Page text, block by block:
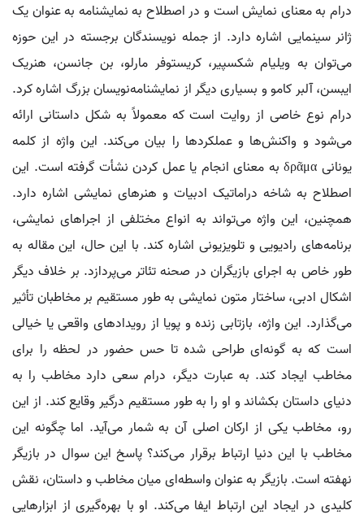
درام به معنای نمایش است و در اصطلاح به نمایشنامه به عنوان یک
ژانر سینمایی اشاره دارد. از جمله نویسندگان برجسته در این حوزه
می‌توان به ویلیام شکسپیر، کریستوفر مارلو، بن جانسن، هنریک
ایبسن، آلبر کامو و بسیاری دیگر از نمایشنامه‌نویسان بزرگ اشاره کرد.
درام نوع خاصی از روایت است که معمولاً به شکل داستانی ارائه
می‌شود و واکنش‌ها و عملکردها را بیان می‌کند. این واژه از کلمه
یونانی δρᾶμα به معنای انجام یا عمل کردن نشأت گرفته است. این
اصطلاح به شاخه دراماتیک ادبیات و هنرهای نمایشی اشاره دارد.
همچنین، این واژه می‌تواند به انواع مختلفی از اجراهای نمایشی،
برنامه‌های رادیویی و تلویزیونی اشاره کند. با این حال، این مقاله به
طور خاص به اجرای بازیگران در صحنه تئاتر می‌پردازد. بر خلاف دیگر
اشکال ادبی، ساختار متون نمایشی به طور مستقیم بر مخاطبان تأثیر
می‌گذارد. این واژه، بازتابی زنده و پویا از رویدادهای واقعی یا خیالی
است که به گونه‌ای طراحی شده تا حس حضور در لحظه را برای
مخاطب ایجاد کند. به عبارت دیگر، درام سعی دارد مخاطب را به
دنیای داستان بکشاند و او را به طور مستقیم درگیر وقایع کند. از این
رو، مخاطب یکی از ارکان اصلی آن به شمار می‌آید. اما چگونه این
مخاطب با این دنیا ارتباط برقرار می‌کند؟ پاسخ این سوال در بازیگر
نهفته است. بازیگر به عنوان واسطه‌ای میان مخاطب و داستان، نقش
کلیدی در ایجاد این ارتباط ایفا می‌کند. او با بهره‌گیری از ابزارهایی